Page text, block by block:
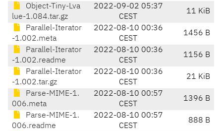
Object-Tiny-Lva
lue-1.084.tar.gz
2022-09-02 05:37
CEST
11 KiB
Parallel-Iterator
-1.002.meta
2022-08-10 00:36
CEST
1456 B
Parallel-Iterator
-1.002.readme
2022-08-10 00:36
CEST
1156 B
Parallel-Iterator
-1.002.tar.gz
2022-08-10 00:36
CEST
21 KiB
Parse-MIME-1.
006.meta
2022-08-10 00:57
CEST
1396 B
Parse-MIME-1.
006.readme
2022-08-10 00:57
CEST
888 B